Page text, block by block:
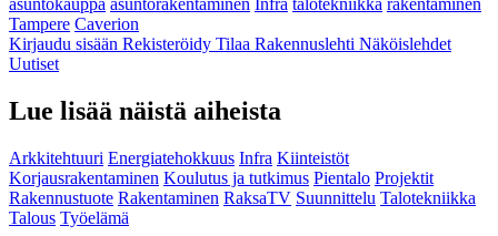
asuntokauppa asuntorakentaminen Infra talotekniikka rakentaminen
Tampere Caverion
Kirjaudu sisään Rekisteröidy Tilaa Rakennuslehti Näköislehdet
Uutiset
Lue lisää näistä aiheista
Arkkitehtuuri Energiatehokkuus Infra Kiinteistöt
Korjausrakentaminen Koulutus ja tutkimus Pientalo Projektit
Rakennustuote Rakentaminen RaksaTV Suunnittelu Talotekniikka
Talous Työelämä